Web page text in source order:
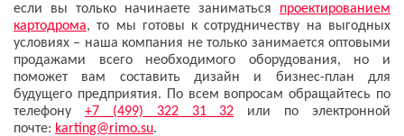
если вы только начинаете заниматься проектированием
картодрома, то мы готовы к сотрудничеству на выгодных
условиях – наша компания не только занимается оптовыми
продажами всего необходимого оборудования, но и
поможет вам составить дизайн и бизнес-план для
будущего предприятия. По всем вопросам обращайтесь по
телефону +7 (499) 322 31 32 или по электронной
почте: karting@rimo.su.